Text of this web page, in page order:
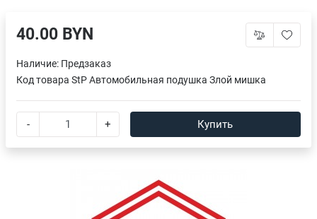
40.00 BYN
Наличие: Предзаказ
Код товара StP Автомобильная подушка Злой мишка
- + Купить